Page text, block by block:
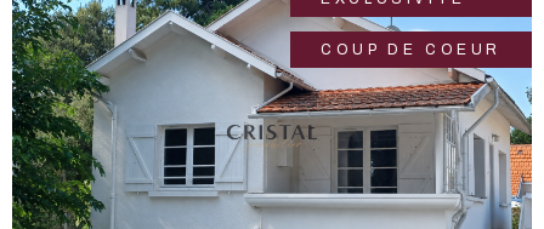
COUP DE COEUR
VOIR LE BIEN